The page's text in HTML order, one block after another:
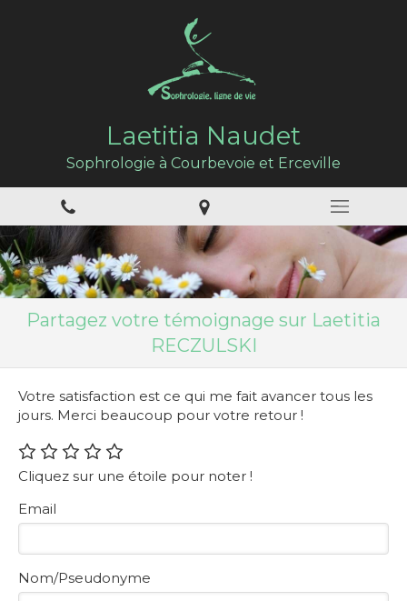
Laetitia Naudet
Sophrologie à Courbevoie et Erceville
Partagez votre témoignage sur Laetitia
RECZULSKI
Votre satisfaction est ce qui me fait avancer tous les
jours. Merci beaucoup pour votre retour !
Cliquez sur une étoile pour noter !
Email
Nom/Pseudonyme